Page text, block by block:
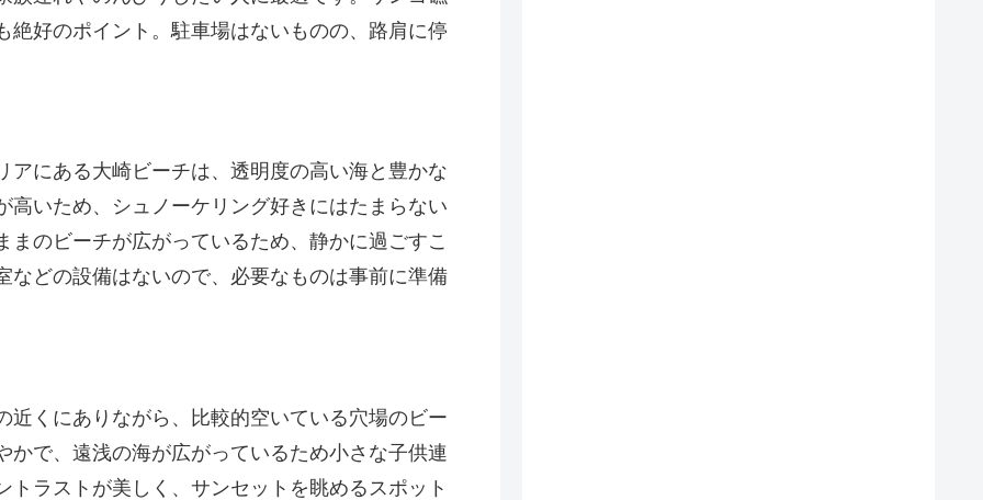
好のポイント。駐車場はないものの、路肩に停
にある大崎ビーチは、透明度の高い海と豊かな
いため、シュノーケリング好きにはたまらない
のビーチが広がっているため、静かに過ごすこ
などの設備はないので、必要なものは事前に準備
くにありながら、比較的空いている穴場のビー
で、遠浅の海が広がっているため小さな子供連
ラストが美しく、サンセットを眺めるスポット